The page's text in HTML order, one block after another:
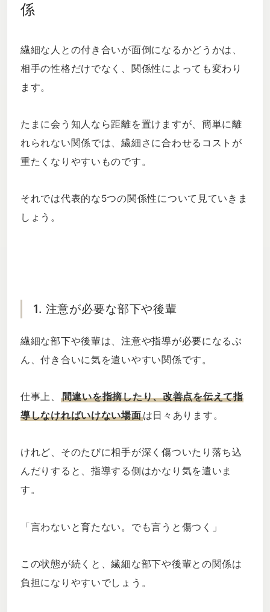
係
繊細な人との付き合いが面倒になるかどうかは、
相手の性格だけでなく、関係性によっても変わり
ます。
たまに会う知人なら距離を置けますが、簡単に離
れられない関係では、繊細さに合わせるコストが
重たくなりやすいものです。
それでは代表的な5つの関係性について見ていきま
しょう。
1. 注意が必要な部下や後輩
繊細な部下や後輩は、注意や指導が必要になるぶ
ん、付き合いに気を遣いやすい関係です。
仕事上、 間違いを指摘したり、改善点を伝えて指
導しなければいけない場面は日々あります。
けれど、そのたびに相手が深く傷ついたり落ち込
んだりすると、指導する側はかなり気を遣いま
す。
「言わないと育たない。でも言うと傷つく」
この状態が続くと、繊細な部下や後輩との関係は
負担になりやすいでしょう。